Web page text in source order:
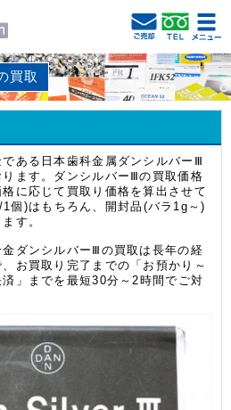
買取
ある日本歯科金属ダンシルバーⅢ
ます。ダンシルバーⅢの買取価格
に応じて買取り価格を算出させて
個)はもちろん、開封品(バラ1g～)
す。
ダンシルバーⅢの買取は長年の経
お買取り完了までの「お預かり～
」までを最短30分～2時間でご対